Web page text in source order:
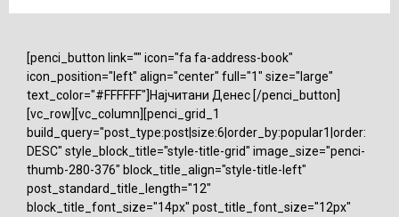
[penci_button link="" icon="fa fa-address-book"
icon_position="left" align="center" full="1" size="large"
text_color="#FFFFFF"]Најчитани Денес [/penci_button]
[vc_row][vc_column][penci_grid_1
build_query="post_type:post|size:6|order_by:popular1|order:
DESC" style_block_title="style-title-grid" image_size="penci-
thumb-280-376" block_title_align="style-title-left"
post_standard_title_length="12"
block_title_font_size="14px" post_title_font_size="12px"